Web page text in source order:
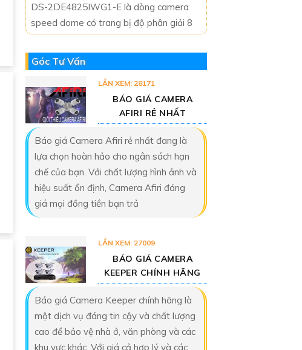
DS-2DE4825IWG1-E là dòng camera
speed dome có trang bị độ phân giải 8
Góc Tư Vấn
LẦN XEM: 28171
BÁO GIÁ CAMERA
AFIRI RẺ NHẤT
Báo giá Camera Afiri rẻ nhất đang là
lựa chọn hoàn hảo cho ngân sách hạn
chế của bạn. Với chất lượng hình ảnh và
hiệu suất ổn định, Camera Afiri đáng
giá mọi đồng tiền bạn trả
LẦN XEM: 27009
BÁO GIÁ CAMERA
KEEPER CHÍNH HÃNG
Báo giá Camera Keeper chính hãng là
một dịch vụ đáng tin cậy và chất lượng
cao để bảo vệ nhà ở, văn phòng và các
khu vực khác. Với giá cả hợp lý và các